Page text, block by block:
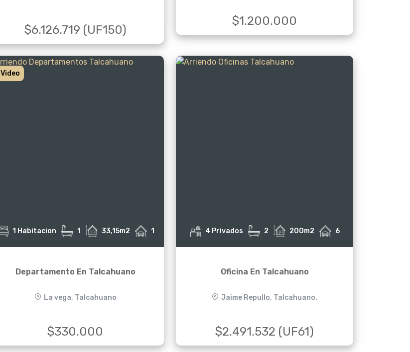
$6.126.719 (UF150)
$1.200.000
Video
1 Habitacion 1 33,15m2 1
Departamento En Talcahuano
La vega, Talcahuano
$330.000
4 Privados 2 200m2 6
Oficina En Talcahuano
Jaime Repullo, Talcahuano.
$2.491.532 (UF61)